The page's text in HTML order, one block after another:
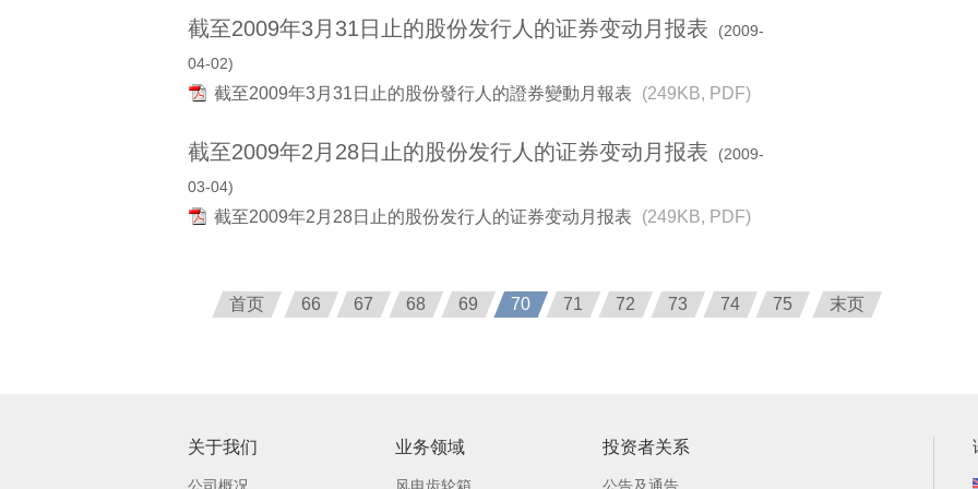
截至2009年3月31日止的股份发行人的证券变动月报表
(2009-
04-02)
截至2009年3月31日止的股份發行人的證券變動月報表 (249KB, PDF)
截至2009年2月28日止的股份发行人的证券变动月报表
(2009-
03-04)
截至2009年2月28日止的股份发行人的证券变动月报表 (249KB, PDF)
首页 66 67 68 69 70 71 72 73 74 75 末页
关于我们 业务领域 投资者关系